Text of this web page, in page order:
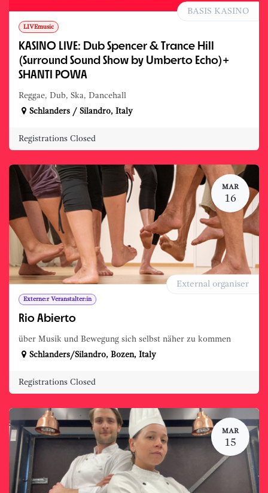
LIVEmusic
KASINO LIVE: Dub Spencer & Trance Hill
(Surround Sound Show by Umberto Echo)+
SHANTI POWA
Reggae, Dub, Ska, Dancehall
BASIS KASINO
Schlanders / Silandro, Italy
Registrations Closed
MAR
16
Externe:r Veranstalter:in
Rio Abierto
über Musik und Bewegung sich selbst näher zu kommen
External organiser
Schlanders/Silandro, Bozen, Italy
Registrations Closed
MAR
15